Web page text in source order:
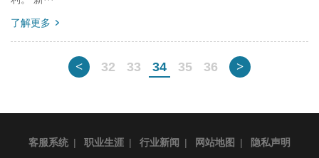
了解更多
< 32 33 34 35 36 >
客服系统 | 职业生涯 | 行业新闻 | 网站地图 | 隐私声明